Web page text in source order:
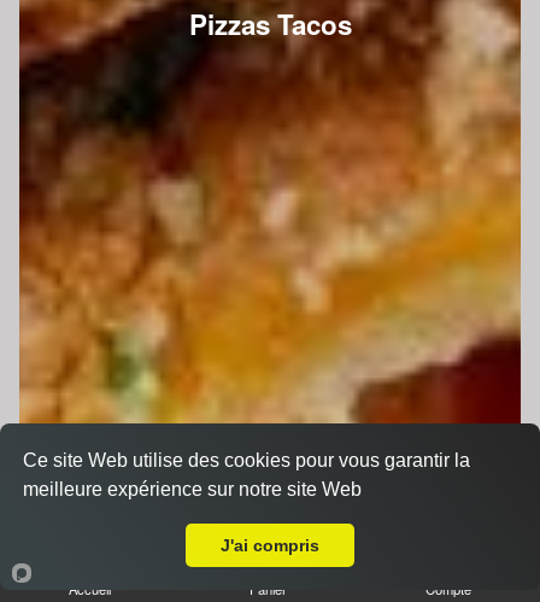
Pizzas Tacos
Accueil Panier Compte
Ce site Web utilise des cookies pour vous garantir la
meilleure expérience sur notre site Web
J'ai compris